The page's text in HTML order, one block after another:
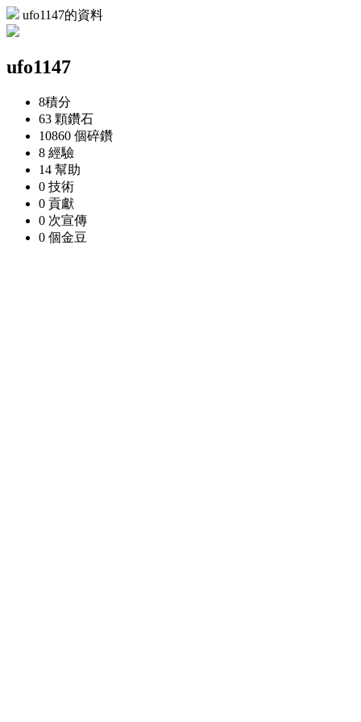
ufo1147的資料
ufo1147
8積分
63 顆鑽石
10860 個碎鑽
8 經驗
14 幫助
0 技術
0 貢獻
0 次宣傳
0 個金豆